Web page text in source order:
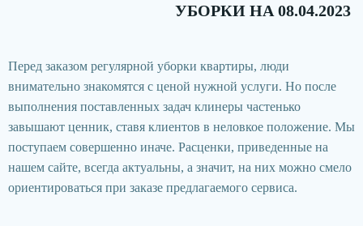
УБОРКИ НА 08.04.2023
Перед заказом регулярной уборки квартиры, люди
внимательно знакомятся с ценой нужной услуги. Но после
выполнения поставленных задач клинеры частенько
завышают ценник, ставя клиентов в неловкое положение. Мы
поступаем совершенно иначе. Расценки, приведенные на
нашем сайте, всегда актуальны, а значит, на них можно смело
ориентироваться при заказе предлагаемого сервиса.